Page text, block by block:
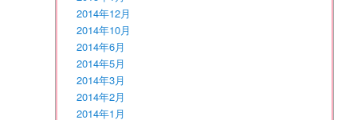
2014年12月
2014年10月
2014年6月
2014年5月
2014年3月
2014年2月
2014年1月